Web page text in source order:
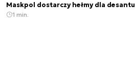
Maskpol dostarczy hełmy dla desantu
1 min.